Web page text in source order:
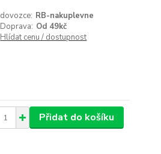
dovozce: RB-nakuplevne
Doprava: Od 49kč
Hlídat cenu / dostupnost
Přidat do košíku